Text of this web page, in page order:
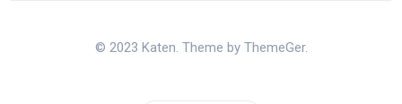
© 2023 Katen. Theme by ThemeGer.